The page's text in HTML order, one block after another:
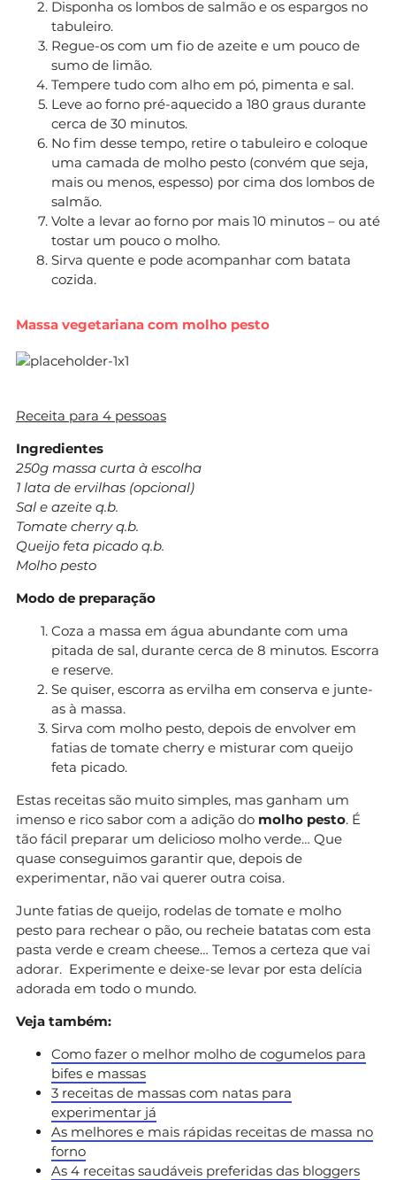
Disponha os lombos de salmão e os espargos no
tabuleiro.
Regue-os com um fio de azeite e um pouco de
sumo de limão.
Tempere tudo com alho em pó, pimenta e sal.
Leve ao forno pré-aquecido a 180 graus durante
cerca de 30 minutos.
No fim desse tempo, retire o tabuleiro e coloque
uma camada de molho pesto (convém que seja,
mais ou menos, espesso) por cima dos lombos de
salmão.
Volte a levar ao forno por mais 10 minutos – ou até
tostar um pouco o molho.
Sirva quente e pode acompanhar com batata
cozida.
Massa vegetariana com molho pesto
Receita para 4 pessoas
Ingredientes
250g massa curta à escolha
1 lata de ervilhas (opcional)
Sal e azeite q.b.
Tomate cherry q.b.
Queijo feta picado q.b.
Molho pesto
Modo de preparação
Coza a massa em água abundante com uma
pitada de sal, durante cerca de 8 minutos. Escorra
e reserve.
Se quiser, escorra as ervilha em conserva e junte-
as à massa.
Sirva com molho pesto, depois de envolver em
fatias de tomate cherry e misturar com queijo
feta picado.
Estas receitas são muito simples, mas ganham um
imenso e rico sabor com a adição do molho pesto. É
tão fácil preparar um delicioso molho verde… Que
quase conseguimos garantir que, depois de
experimentar, não vai querer outra coisa.
Junte fatias de queijo, rodelas de tomate e molho
pesto para rechear o pão, ou recheie batatas com esta
pasta verde e cream cheese… Temos a certeza que vai
adorar. Experimente e deixe-se levar por esta delícia
adorada em todo o mundo.
Veja também:
Como fazer o melhor molho de cogumelos para
bifes e massas
3 receitas de massas com natas para
experimentar já
As melhores e mais rápidas receitas de massa no
forno
As 4 receitas saudáveis preferidas das bloggers